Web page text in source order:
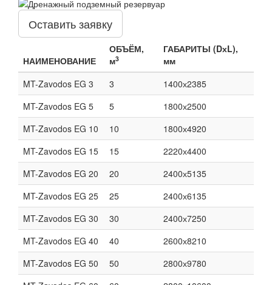
Оставить заявку
НАИМЕНОВАНИЕ
ОБЪЁМ,
м3
ГАБАРИТЫ (DхL),
мм
MT-Zavodos EG 3
3
1400х2385
MT-Zavodos EG 5
5
1800х2500
MT-Zavodos EG 10
10
1800х4920
MT-Zavodos EG 15
15
2220х4400
MT-Zavodos EG 20
20
2400х5135
MT-Zavodos EG 25
25
2400х6135
MT-Zavodos EG 30
30
2400х7250
MT-Zavodos EG 40
40
2600х8210
MT-Zavodos EG 50
50
2800х9780